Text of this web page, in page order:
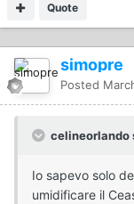
Quote
simopre
Posted
celineorlando
Io sapevo solo
umidificare il